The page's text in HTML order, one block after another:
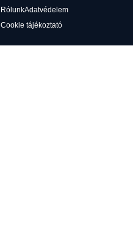
RólunkAdatvédelem
Cookie tájékoztató